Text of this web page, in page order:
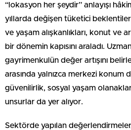
“lokasyon her şeydir” anlayışı
yıllarda değişen tüketici
ve yaşam alışkanlıkları, konut ve
bir dönemin kapısını araladı.
gayrimenkulün değer artışını
arasında yalnızca merkezi konum
güvenilirlik, sosyal yaşam
unsurlar da yer alıyor.
Sektörde yapılan değerlendirmeler,